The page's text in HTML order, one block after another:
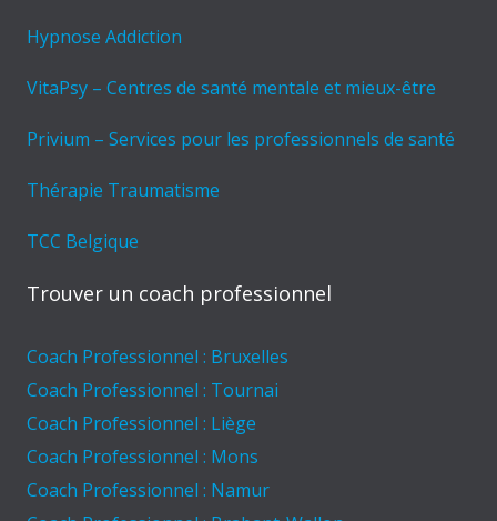
Hypnose Addiction
VitaPsy – Centres de santé mentale et mieux-être
Privium – Services pour les professionnels de santé
Thérapie Traumatisme
TCC Belgique
Trouver un coach professionnel
Coach Professionnel : Bruxelles
Coach Professionnel : Tournai
Coach Professionnel : Liège
Coach Professionnel : Mons
Coach Professionnel : Namur